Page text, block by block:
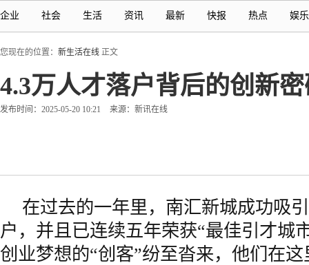
企业 社会 生活 资讯 最新 快报 热点 娱乐
您现在的位置： 新生活在线 正文
4.3万人才落户背后的创新
发布时间：2025-05-20 10:21 来源：新讯在线
在过去的一年里，南汇新城成功吸
户，并且已连续五年荣获“最佳引才城
创业梦想的“创客”纷至沓来，他们在